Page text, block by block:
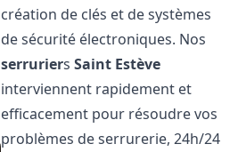
création de clés et de systèmes
de sécurité électroniques. Nos
serruriersSaint Estève
interviennent rapidement et
efficacement pour résoudre vos
problèmes de serrurerie, 24h/24